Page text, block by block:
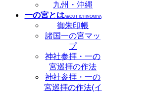
九州・沖縄
一の宮とはABOUT ICHINOMIYA
御朱印帳
諸国一の宮マッ
プ
神社参拝・一の
宮巡拝の作法
神社参拝・一の
宮巡拝の作法(イ